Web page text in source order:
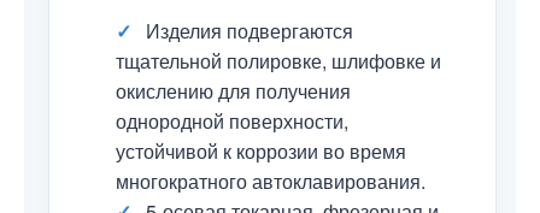
✓
Изделия подвергаются
тщательной полировке, шлифовке и
окислению для получения
однородной поверхности,
устойчивой к коррозии во время
многократного автоклавирования.